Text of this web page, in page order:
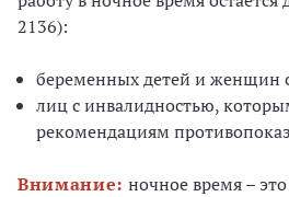
2136):
беременных детей и женщин
лиц с инвалидностью,
рекомендациям
Внимание: ночное время –